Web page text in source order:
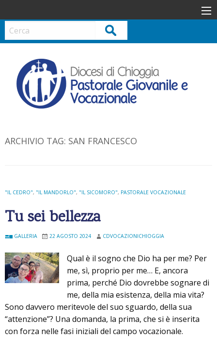
k
p
Cerca
ARCHIVIO TAG: SAN FRANCESCO
"IL CEDRO", "IL MANDORLO", "IL SICOMORO", PASTORALE VOCAZIONALE
Tu sei bellezza
GALLERIA 22 AGOSTO 2024 CDVOCAZIONICHIOGGIA
Qual è il sogno che Dio ha per me? Per
me, sì, proprio per me… E, ancora
prima, perché Dio dovrebbe sognare di
me, della mia esistenza, della mia vita?
Sono davvero meritevole del suo sguardo, della sua
“attenzione”? Una domanda, la prima, che si è inserita
con forza nelle fasi iniziali del campo vocazionale.